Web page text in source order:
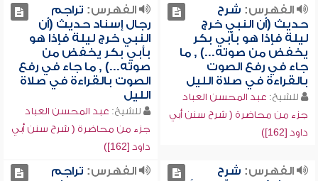
الفهرس: شرح
حديث (أن النبي خرج
ليلة فإذا هو بأبي بكر
يخفض من صوته...) , ما
جاء في رفع الصوت
بالقراءة في صلاة الليل
للشيخ: عبد المحسن العباد
جزء من محاضرة ( شرح سنن أبي
داود [162])
الفهرس: تراجم
رجال إسناد حديث (أن
النبي خرج ليلة فإذا هو
بأبي بكر يخفض من
صوته...) , ما جاء في رفع
الصوت بالقراءة في صلاة
الليل
للشيخ: عبد المحسن العباد
جزء من محاضرة ( شرح سنن أبي
داود [162])
الفهرس: شرح
الفهرس: تراجم